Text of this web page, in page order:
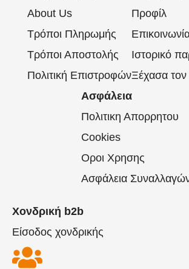
About Us
Τρόποι Πληρωμής
Τρόποι Αποστολής
Πολιτική Επιστροφών
Προφίλ
Ιστορικό
Ξέχασα
Ασφάλεια
Πολιτικη Απορρητου
Cookies
Οροι Χρησης
Ασφάλεια
Χονδρική b2b
Είσοδος χονδρικής